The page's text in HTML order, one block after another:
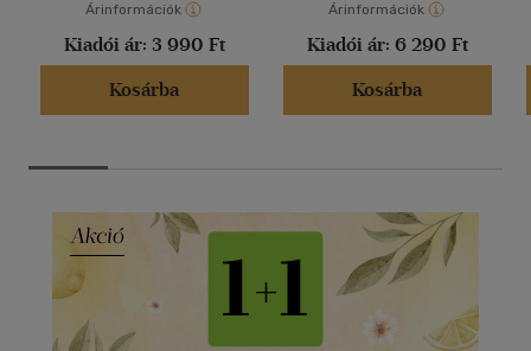
Árinformációk
Kiadói ár: 3 990 Ft
Kosárba
Árinformációk
Kiadói ár: 6 290 Ft
Kosárba